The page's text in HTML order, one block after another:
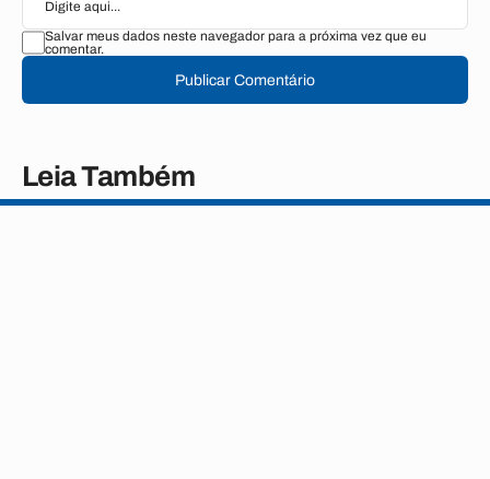
Salvar meus dados neste navegador para a próxima vez que eu
comentar.
Publicar Comentário
Leia Também